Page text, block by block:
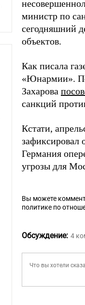
министр по
сегодняшний
объектов.
Как писала
«Юнармии».
Захарова
санкций
Кстати,
зафиксировал
Германия
угрозы для
Вы можете
политике по
Обсуждение: 4